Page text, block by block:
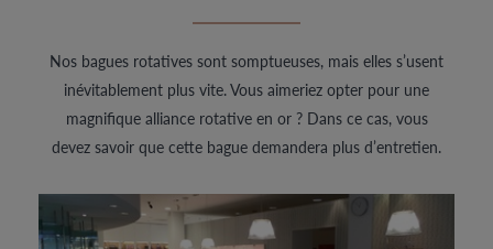
Nos bagues rotatives sont somptueuses, mais elles s’usent
inévitablement plus vite. Vous aimeriez opter pour une
magnifique alliance rotative en or ? Dans ce cas, vous
devez savoir que cette bague demandera plus d’entretien.